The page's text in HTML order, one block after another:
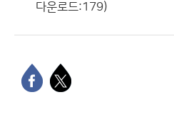
다운로드:179)